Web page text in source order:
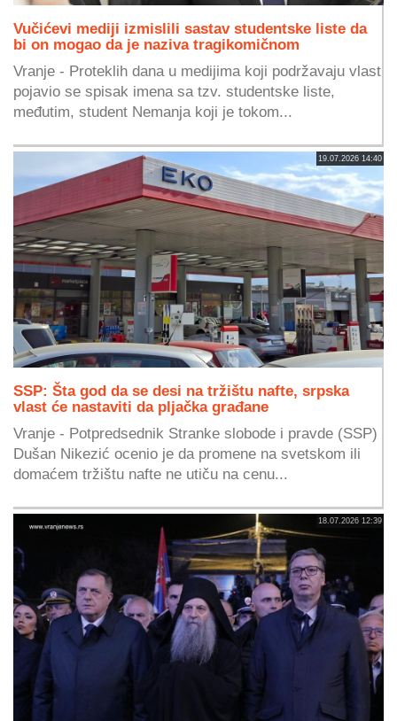
Vučićevi mediji izmislili sastav studentske liste da
bi on mogao da je naziva tragikomičnom
Vranje - Proteklih dana u medijima koji podržavaju vlast
pojavio se spisak imena sa tzv. studentske liste,
međutim, student Nemanja koji je tokom...
19.07.2026 14:40
SSP: Šta god da se desi na tržištu nafte, srpska
vlast će nastaviti da pljačka građane
Vranje - Potpredsednik Stranke slobode i pravde (SSP)
Dušan Nikezić ocenio je da promene na svetskom ili
domaćem tržištu nafte ne utiču na cenu...
18.07.2026 12:39